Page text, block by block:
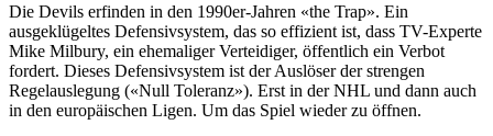
Die Devils erfinden in den 1990er-Jahren «the Trap». Ein
ausgeklügeltes Defensivsystem, das so effizient ist, dass TV-Experte
Mike Milbury, ein ehemaliger Verteidiger, öffentlich ein Verbot
fordert. Dieses Defensivsystem ist der Auslöser der strengen
Regelauslegung («Null Toleranz»). Erst in der NHL und dann auch
in den europäischen Ligen. Um das Spiel wieder zu öffnen.